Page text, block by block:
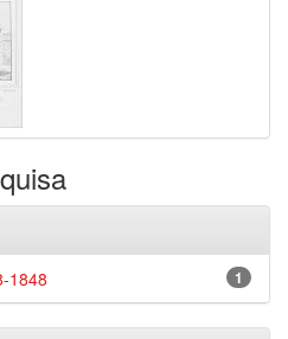
1
1848